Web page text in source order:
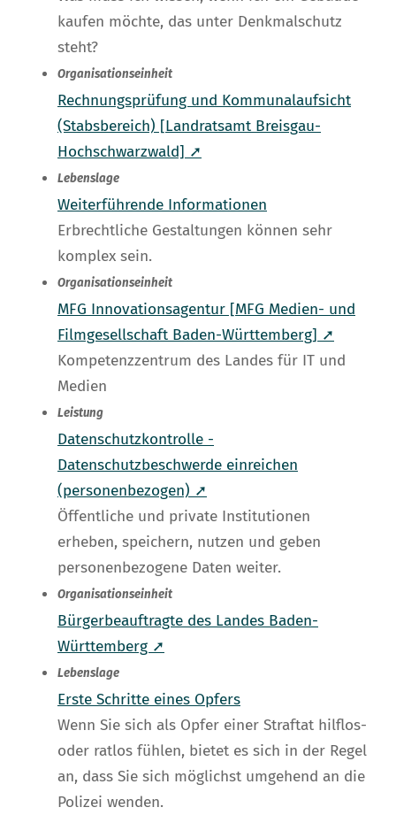
kaufen möchte, das unter Denkmalschutz
steht?
Organisationseinheit
Rechnungsprüfung und Kommunalaufsicht
(Stabsbereich) [Landratsamt Breisgau-
Hochschwarzwald] ➚
Lebenslage
Weiterführende Informationen
Erbrechtliche Gestaltungen können sehr
komplex sein.
Organisationseinheit
MFG Innovationsagentur [MFG Medien- und
Filmgesellschaft Baden-Württemberg] ➚
Kompetenzzentrum des Landes für IT und
Medien
Leistung
Datenschutzkontrolle -
Datenschutzbeschwerde einreichen
(personenbezogen) ➚
Öffentliche und private Institutionen
erheben, speichern, nutzen und geben
personenbezogene Daten weiter.
Organisationseinheit
Bürgerbeauftragte des Landes Baden-
Württemberg ➚
Lebenslage
Erste Schritte eines Opfers
Wenn Sie sich als Opfer einer Straftat hilflos-
oder ratlos fühlen, bietet es sich in der Regel
an, dass Sie sich möglichst umgehend an die
Polizei wenden.